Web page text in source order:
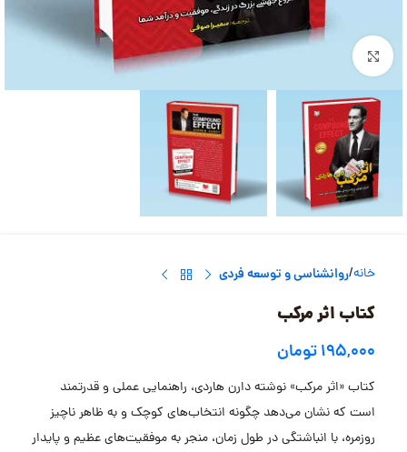
بزرگنمایی تصویر
خانه روانشناسی و توسعه فردی
کتاب اثر مرکب
۱۹۵,۰۰۰تومان
کتاب «اثر مرکب» نوشته دارن هاردی، راهنمایی عملی و قدرتمند
است که نشان می‌دهد چگونه انتخاب‌های کوچک و به ظاهر ناچیز
روزمره، با انباشتگی در طول زمان، منجر به موفقیت‌های عظیم و پایدار